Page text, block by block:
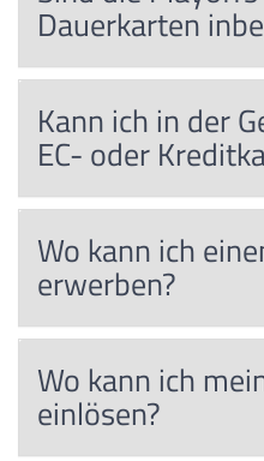
Dauerkarten
Kann ich in der
EC- oder
Wo kann ich
erwerben?
Wo kann ich
einlösen?